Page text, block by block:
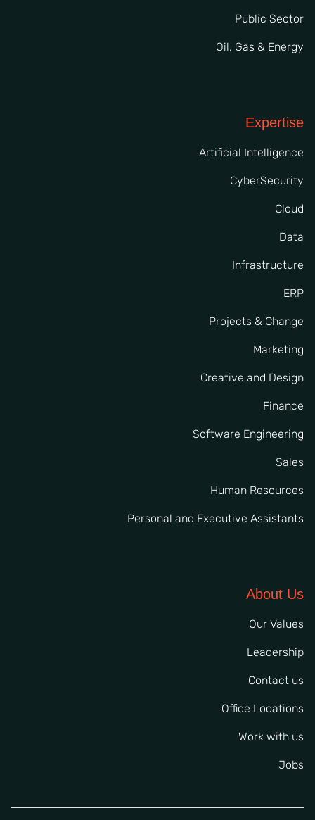
Public Sector
Oil, Gas & Energy
Expertise
Artificial Intelligence
CyberSecurity
Cloud
Data
Infrastructure
ERP
Projects & Change
Marketing
Creative and Design
Finance
Software Engineering
Sales
Human Resources
Personal and Executive Assistants
About Us
Our Values
Leadership
Contact us
Office Locations
Work with us
Jobs